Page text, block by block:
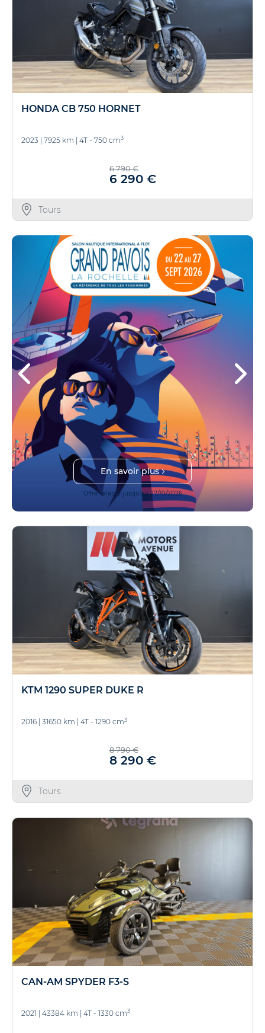
HONDA CB 750 HORNET
2023 | 7925 km | 4T - 750 cm3
6 790 €
6 290 €
Tours
En savoir plus
Offre valable jusqu'au 27/10/2026
KTM 1290 SUPER DUKE R
2016 31650 km 4T - 1290 cm3
8 790 €
8 290 €
Tours
CAN-AM SPYDER F3-S
2021 43384 km 4T - 1330 cm3